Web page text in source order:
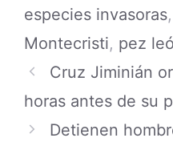
especies invasoras,
Montecristi, pez
Cruz Jiminián
horas antes de su
Detienen